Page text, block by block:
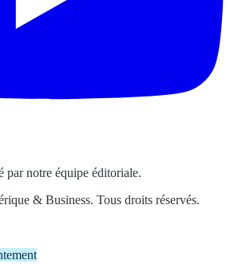
par notre équipe éditoriale.
& Business. Tous droits réservés.